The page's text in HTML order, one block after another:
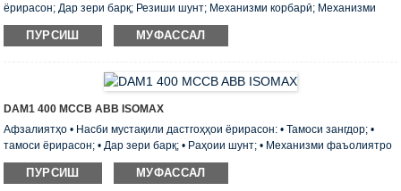
ёрирасон; Дар зери барқ; Резиши шунт; Механизми корбарӣ; Механизми
фаъолияти барқӣ; Дастгоҳи васлшаванда; Дастгоҳи баровардашуда;. •
Маҷмӯаи стандартии ҳар як рахнакунанда аз пайвастани шинаҳо ё лӯлаҳои
васлкунии онтан иборат аст. • Бо ёрии тазиқи махсус 125 ва 160 адад onta
DIN-rail насб карда мешавад. • Вазн ...
ПУРСИШ МУФАССАЛ
DAM1 400 MCCB ABB ISOMAX
Афзалиятҳо • Насби мустақили дастгоҳҳои ёрирасон: • Тамоси зангдор; •
тамоси ёрирасон; • Дар зери барқ; • Раҳоии шунт; • Механизми фаъолиятро
идора кунед; • Механизми фаъолияти барқӣ; • Дастгоҳи васлшаванда; •
Дастгоҳи кашидан ;. • Маҷмӯаи стандартии ҳар як рахнакунанда аз
ПУРСИШ МУФАССАЛ